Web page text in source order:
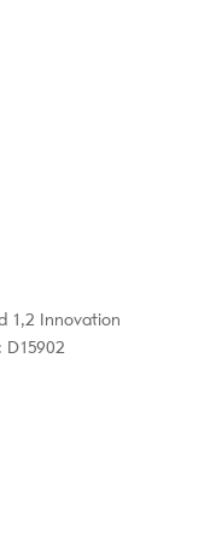
1,2 Innovation
D15902